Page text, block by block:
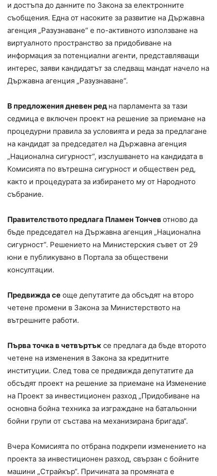
и достъпа до данните по Закона за електронните
съобщения. Една от насоките за развитие на Държавна
агенция „Разузнаване“ е по-активното използване на
виртуалното пространство за придобиване на
информация за потенциални агенти, представляващи
интерес, заяви кандидатът за следващ мандат начело на
Държавна агенция „Разузнаване“.
В предложения дневен ред на парламента за тази
седмица е включен проект на решение за приемане на
процедурни правила за условията и реда за предлагане
на кандидат за председател на Държавна агенция
„Национална сигурност“, изслушването на кандидата в
Комисията по вътрешна сигурност и обществен ред,
както и процедурата за избирането му от Народното
събрание.
Правителството предлага Пламен Тончев отново да
бъде председател на Държавна агенция „Национална
сигурност“. Решението на Министерския съвет от 29
юни е публикувано в Портала за обществени
консултации.
Предвижда се още депутатите да обсъдят на второ
четене промени в Закона за Министерството на
вътрешните работи.
Първа точка в четвъртък се предлага да бъде второто
четене на изменения в Закона за кредитните
институции. След това се предвижда депутатите да
обсъдят проект на решение за приемане на Изменение
на Проект за инвестиционен разход „Придобиване на
основна бойна техника за изграждане на батальонни
бойни групи от състава на механизирана бригада“.
Вчера Комисията по отбрана подкрепи изменението на
проекта за инвестиционен разход, свързан с бойните
машини „Страйкър“. Причината за промяната е